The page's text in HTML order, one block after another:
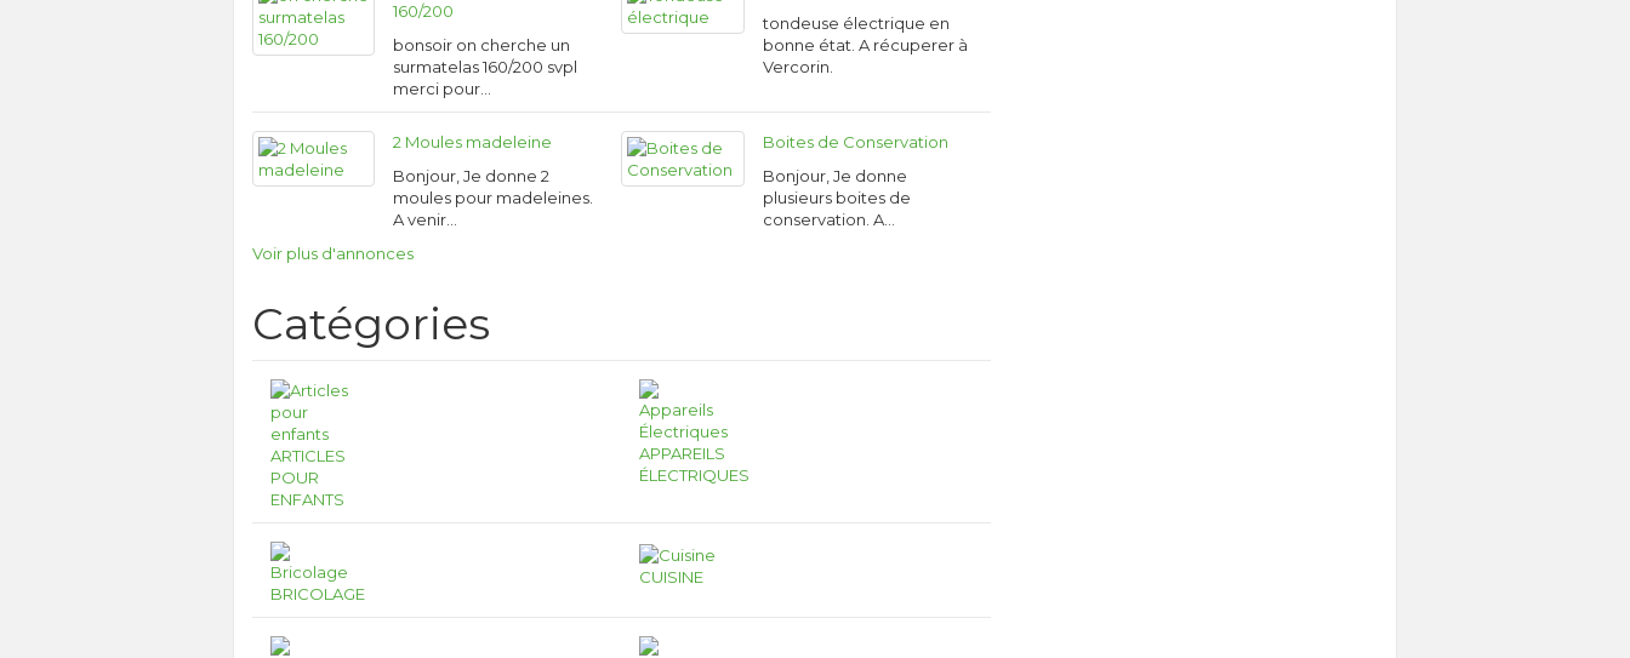
160/200
bonsoir on cherche un
surmatelas 160/200 svpl
merci pour…
tondeuse électrique en
bonne état. A récuperer à
Vercorin.
2 Moules madeleine
Bonjour, Je donne 2
moules pour madeleines.
A venir…
Boites de Conservation
Bonjour, Je donne
plusieurs boites de
conservation. A…
Voir plus d'annonces
Catégories
ARTICLES
POUR
ENFANTS
APPAREILS
ÉLECTRIQUES
BRICOLAGE
CUISINE